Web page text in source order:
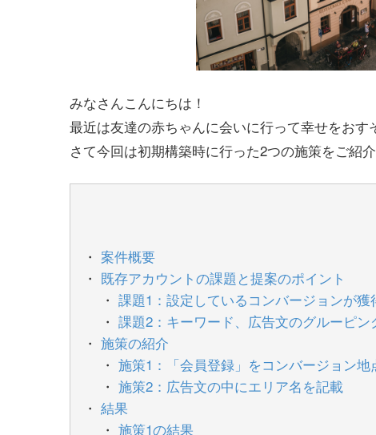
みなさんこんにちは！
最近は友達の赤ちゃんに会いに行って幸せをおす
さて今回は初期構築時に行った2つの施策をご紹介
案件概要
既存アカウントの課題と提案のポイント
課題1：設定しているコンバージョンが獲
課題2：キーワード、広告文のグルーピン
施策の紹介
施策1：「会員登録」をコンバージョン地
施策2：広告文の中にエリア名を記載
結果
施策1の結果